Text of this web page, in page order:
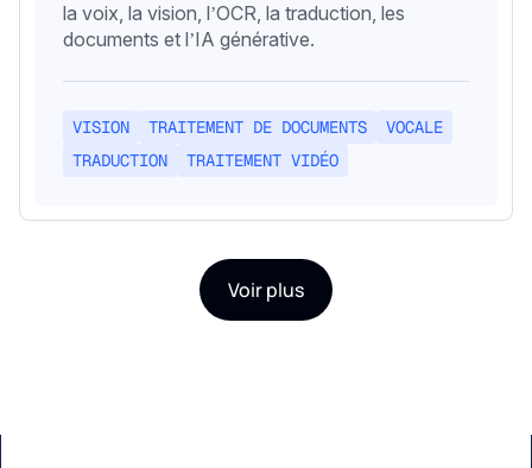
la voix, la vision, l’OCR, la traduction, les
documents et l’IA générative.
VISION TRAITEMENT DE DOCUMENTS
VOCALE
TRADUCTION
TRAITEMENT VIDÉO
Voir plus